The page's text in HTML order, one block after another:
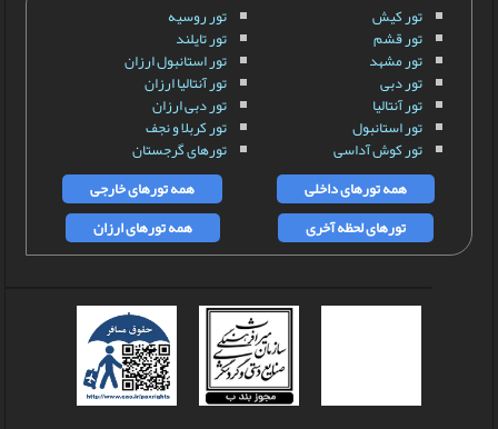
تور کیش
تور قشم
تور مشهد
تور دبی
تور آنتالیا
تور استانبول
تور کوش آداسی
تور روسیه
تور تایلند
تور استانبول ارزان
تور آنتالیا ارزان
تور دبی ارزان
تور کربلا و نجف
تورهای گرجستان
همه تورهای داخلی
همه تورهای خارجی
تورهای لحظه آخری
همه تورهای ارزان